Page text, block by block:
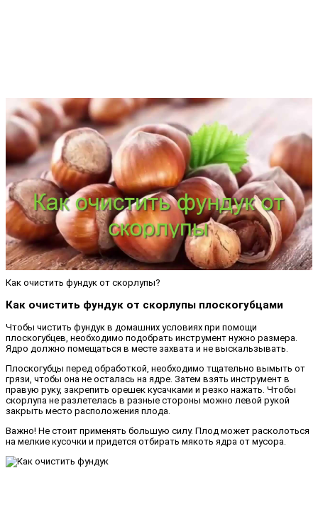
Как очистить фундук от скорлупы?
Как очистить фундук от скорлупы плоскогубцами
Чтобы чистить фундук в домашних условиях при помощи
плоскогубцев, необходимо подобрать инструмент нужно размера.
Ядро должно помещаться в месте захвата и не выскальзывать.
Плоскогубцы перед обработкой, необходимо тщательно вымыть от
грязи, чтобы она не осталась на ядре. Затем взять инструмент в
правую руку, закрепить орешек кусачками и резко нажать. Чтобы
скорлупа не разлетелась в разные стороны можно левой рукой
закрыть место расположения плода.
Важно! Не стоит применять большую силу. Плод может расколоться
на мелкие кусочки и придется отбирать мякоть ядра от мусора.